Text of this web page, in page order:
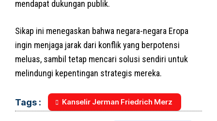
mendapat dukungan publik.
Sikap ini menegaskan bahwa negara-negara Eropa
ingin menjaga jarak dari konflik yang berpotensi
meluas, sambil tetap mencari solusi sendiri untuk
melindungi kepentingan strategis mereka.
Tags : Kanselir Jerman Friedrich Merz